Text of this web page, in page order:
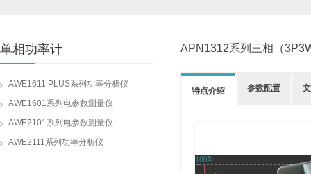
单相功率计
AWE1611 PLUS系列功率分析仪
AWE1601系列电参数测量仪
AWE2101系列电参数测量仪
AWE2111系列功率分析仪
APN1312系列三相（
特点介绍 参数配置